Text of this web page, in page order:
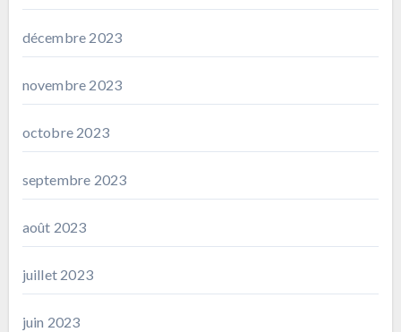
décembre 2023
novembre 2023
octobre 2023
septembre 2023
août 2023
juillet 2023
juin 2023